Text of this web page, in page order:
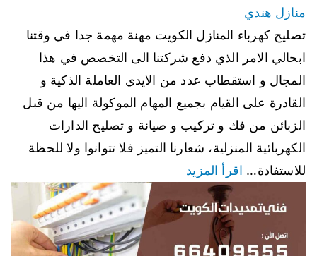
منازل هندي
تصليح كهرباء المنازل الكويت مهنة مهمة جدا في وقتنا
ابحالي الامر الذي دفع شركتنا الى التخصص في هذا
المجال و استقطاب عدد من الايدي العاملة الذكية و
القادرة على القيام بجميع المهام الموكولة اليها من قبل
الزبائن من فك و تركيب و صيانة و تصليح الدارات
الكهربائية المنزلية، شعارنا التميز فلا تتوانوا ولا للحظة
للاستفادة… اقرأ المزيد